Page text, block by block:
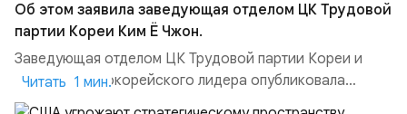
Об этом заявила заведующая отделом ЦК Трудовой
партии Кореи Ким Ё Чжон.
Заведующая отделом ЦК Трудовой партии Кореи и
сестра северокорейского лидера опубликовала
заявление для прессы в ответ на проведение Токио
Читать 1 мин.